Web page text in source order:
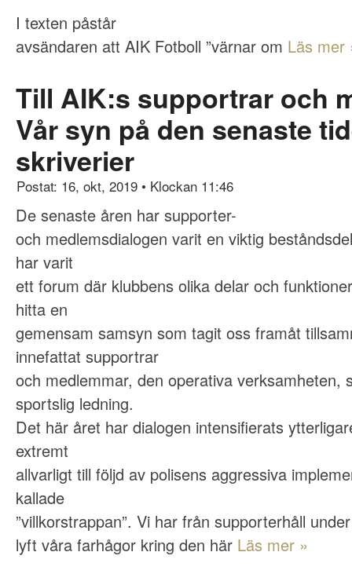
I texten påstår
avsändaren att AIK Fotboll ”värnar om Läs mer
Till AIK:s supportrar och
Vår syn på den senaste
skriverier
Postat: 16, okt, 2019 • Klockan 11:46
De senaste åren har supporter-
och medlemsdialogen varit en viktig
har varit
ett forum där klubbens olika delar och
hitta en
gemensam samsyn som tagit oss framåt
innefattat supportrar
och medlemmar, den operativa verksamheten,
sportslig ledning.
Det här året har dialogen intensifierats
extremt
allvarligt till följd av polisens aggressiva
kallade
”villkorstrappan”. Vi har från supporterhåll
lyft våra farhågor kring den här Läs mer »